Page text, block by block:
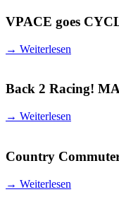
VPACE goes
→ Weiterlesen
Back 2 Racing!
→ Weiterlesen
Country
→ Weiterlesen